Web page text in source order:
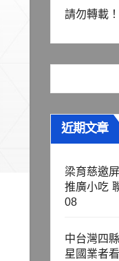
請勿轉載
近期文章
梁育慈邀
推廣小吃
08
中台灣四
星國業者